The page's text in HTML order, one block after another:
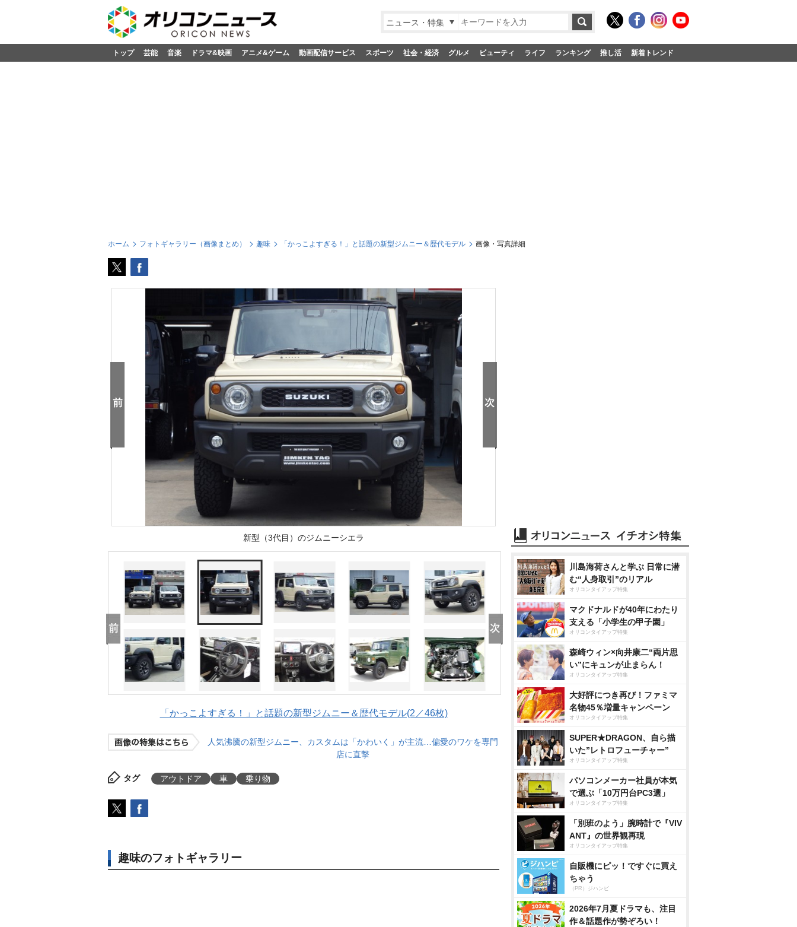
ニュース・特集
トップ 芸能 音楽 ドラマ&映画 アニメ&ゲーム 動画配信サービス スポーツ 社会・経済 グルメ ビューティ ライフ ランキング 推し活 新着トレンド
ホーム フォトギャラリー（画像まとめ） 趣味 「かっこよすぎる！」と話題の新型ジムニー＆歴代モデル 画像・写真詳細
新型（3代目）のジムニーシエラ
「かっこよすぎる！」と話題の新型ジムニー＆歴代モデル(2／46枚)
人気沸騰の新型ジムニー、カスタムは「かわいく」が主流…偏愛のワケを専門
店に直撃
タグ アウトドア 車 乗り物
趣味のフォトギャラリー
川島海荷さんと学ぶ 日常に潜
む“人身取引”のリアル
オリコンタイアップ特集
マクドナルドが40年にわたり
支える「小学生の甲子園」
オリコンタイアップ特集
森崎ウィン×向井康二“両片思
い”にキュンが止まらん！
オリコンタイアップ特集
大好評につき再び！ファミマ
名物45％増量キャンペーン
オリコンタイアップ特集
SUPER★DRAGON、自ら描
いた”レトロフューチャー”
オリコンタイアップ特集
パソコンメーカー社員が本気
で選ぶ「10万円台PC3選」
オリコンタイアップ特集
「別班のよう」腕時計で『VIV
ANT』の世界観再現
オリコンタイアップ特集
自販機にピッ！ですぐに買え
ちゃう
（PR）ジハンピ
2026年7月夏ドラマも、注目
作＆話題作が勢ぞろい！